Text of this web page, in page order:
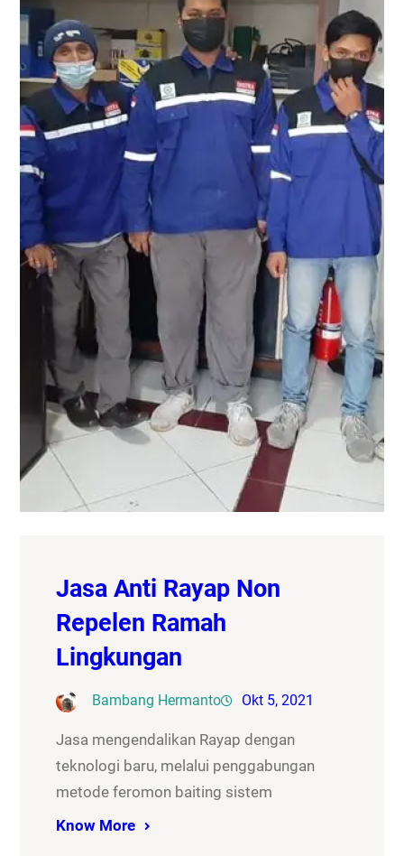
Jasa Anti Rayap Non
Repelen Ramah
Lingkungan
Bambang Hermanto Okt 5, 2021
Jasa mengendalikan Rayap dengan
teknologi baru, melalui penggabungan
metode feromon baiting sistem
Know More